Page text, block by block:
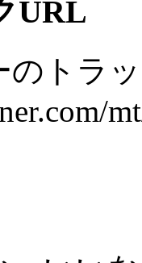
URL
のトラ